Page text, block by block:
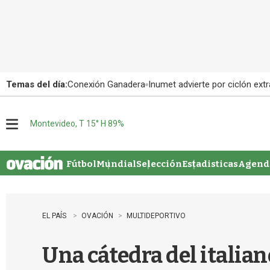
Temas del día:Conexión Ganadera Inumet advierte por ciclón
u
Montevideo, T 15° H 89%
FútbolMundialSelecciónEstadisticas
EL PAÍS OVACIÓN MULTIDEPORTIVO
Una cátedra del